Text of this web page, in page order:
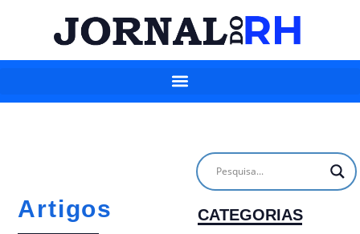
Artigos CATEGORIAS